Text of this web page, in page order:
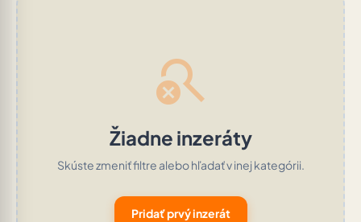
search_off
Žiadne inzeráty
Skúste zmeniť filtre alebo hľadať v inej kategórii.
Pridať prvý inzerát